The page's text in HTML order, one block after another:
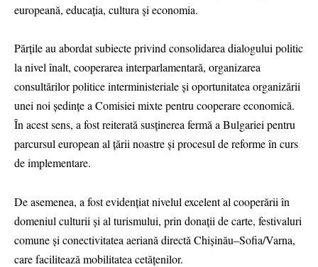
europeană, educația, cultura și economia.
Părțile au abordat subiecte privind consolidarea dialogului politic
la nivel înalt, cooperarea interparlamentară, organizarea
consultărilor politice interministeriale și oportunitatea organizării
unei noi ședințe a Comisiei mixte pentru cooperare economică.
În acest sens, a fost reiterată susținerea fermă a Bulgariei pentru
parcursul european al țării noastre și procesul de reforme în curs
de implementare.
De asemenea, a fost evidențiat nivelul excelent al cooperării în
domeniul culturii și al turismului, prin donații de carte, festivaluri
comune și conectivitatea aeriană directă Chișinău–Sofia/Varna,
care facilitează mobilitatea cetățenilor.